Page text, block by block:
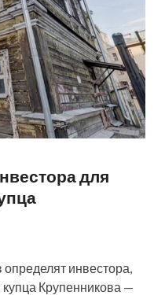
для
инвестора,
Крупенникова —